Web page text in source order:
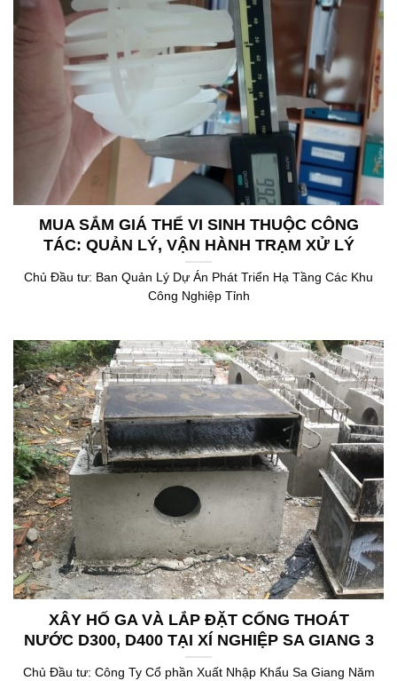
MUA SẮM GIÁ THỂ VI SINH THUỘC CÔNG
TÁC: QUẢN LÝ, VẬN HÀNH TRẠM XỬ LÝ
NƯỚC THẢI
Chủ Đầu tư: Ban Quản Lý Dự Án Phát Triển Hạ Tầng Các Khu
Công Nghiệp Tỉnh
XÂY HỐ GA VÀ LẮP ĐẶT CỐNG THOÁT
NƯỚC D300, D400 TẠI XÍ NGHIỆP SA GIANG 3
Chủ Đầu tư: Công Ty Cổ phần Xuất Nhập Khẩu Sa Giang Năm